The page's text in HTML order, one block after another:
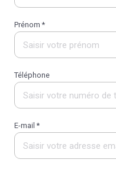
Prénom *
Téléphone
E-mail *